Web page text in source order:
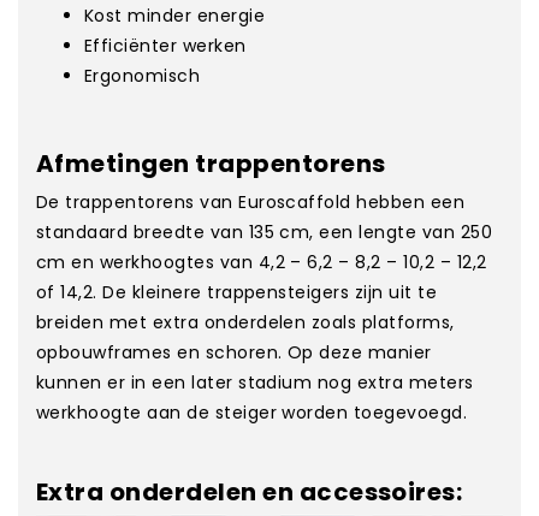
Kost minder energie
Efficiënter werken
Ergonomisch
Afmetingen trappentorens
De trappentorens van Euroscaffold hebben een
standaard breedte van 135 cm, een lengte van 250
cm en werkhoogtes van 4,2 – 6,2 – 8,2 – 10,2 – 12,2
of 14,2. De kleinere trappensteigers zijn uit te
breiden met extra onderdelen zoals platforms,
opbouwframes en schoren. Op deze manier
kunnen er in een later stadium nog extra meters
werkhoogte aan de steiger worden toegevoegd.
Extra onderdelen en accessoires: